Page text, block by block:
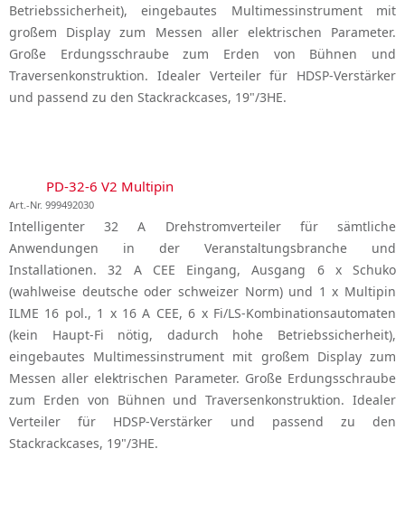
Betriebssicherheit), eingebautes Multimessinstrument mit
großem Display zum Messen aller elektrischen Parameter.
Große Erdungsschraube zum Erden von Bühnen und
Traversenkonstruktion. Idealer Verteiler für HDSP-Verstärker
und passend zu den Stackrackcases, 19"/3HE.
PD-32-6 V2 Multipin
Art.-Nr. 999492030
Intelligenter 32 A Drehstromverteiler für sämtliche
Anwendungen in der Veranstaltungsbranche und
Installationen. 32 A CEE Eingang, Ausgang 6 x Schuko
(wahlweise deutsche oder schweizer Norm) und 1 x Multipin
ILME 16 pol., 1 x 16 A CEE, 6 x Fi/LS-Kombinationsautomaten
(kein Haupt-Fi nötig, dadurch hohe Betriebssicherheit),
eingebautes Multimessinstrument mit großem Display zum
Messen aller elektrischen Parameter. Große Erdungsschraube
zum Erden von Bühnen und Traversenkonstruktion. Idealer
Verteiler für HDSP-Verstärker und passend zu den
Stackrackcases, 19"/3HE.